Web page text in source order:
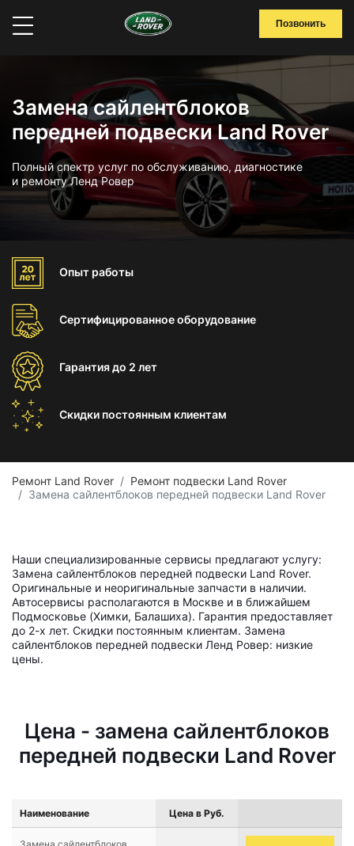
Позвонить
Замена сайлентблоков
передней подвески Land Rover
Полный спектр услуг по обслуживанию, диагностике
и ремонту Ленд Ровер
Опыт работы
Сертифицированноеоборудование
Гарантиядо 2 лет
Скидки постоянным клиентам
Ремонт Land Rover
Ремонт подвески Land Rover
Замена сайлентблоков передней подвески Land Rover
Наши специализированные сервисы предлагают услугу:
Замена сайлентблоков передней подвески Land Rover.
Оригинальные и неоригинальные запчасти в наличии.
Автосервисы располагаются в Москве и в ближайшем
Подмосковье (Химки, Балашиха). Гарантия предоставляет
до 2-х лет. Скидки постоянным клиентам. Замена
сайлентблоков передней подвески Ленд Ровер: низкие
цены.
Цена - замена сайлентблоков
передней подвески Land Rover
Наименование Цена в Руб.